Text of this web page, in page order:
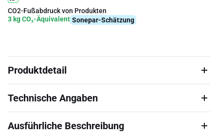
CO2-Fußabdruck von Produkten
3 kg CO₂-Äquivalent Sonepar-Schätzung
Produktdetail
Technische Angaben
Ausführliche Beschreibung